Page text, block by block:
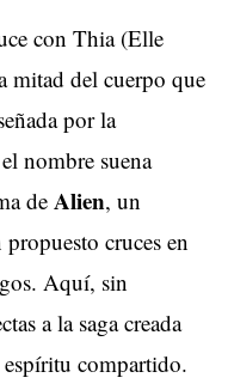
con Thia (Elle
mitad del cuerpo que
por la
nombre suena
de Alien, un
cruces en
Aquí, sin
a la saga creada
compartido.